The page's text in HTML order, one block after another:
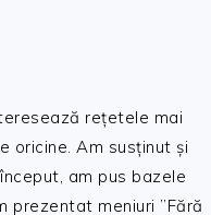
rețetele mai
oricine. Am susținut și
am pus bazele
prezentat meniuri ”Fără